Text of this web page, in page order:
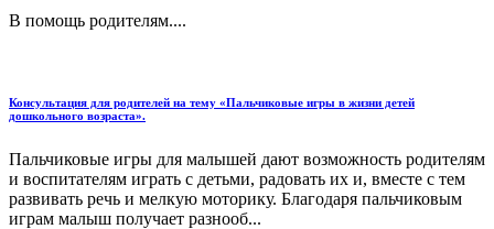
В помощь родителям....
Консультация для родителей на тему «Пальчиковые игры в жизни детей
дошкольного возраста».
Пальчиковые игры для малышей дают возможность родителям
и воспитателям играть с детьми, радовать их и, вместе с тем
развивать речь и мелкую моторику. Благодаря пальчиковым
играм малыш получает разнооб...